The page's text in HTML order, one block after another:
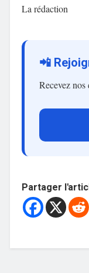
La rédaction
📲
Recevez
Partager